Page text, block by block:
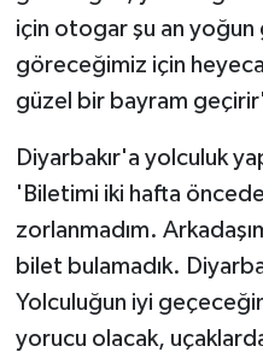
için otogar şu an
göreceğimiz için
güzel bir bayram
Diyarbakır'a yolculuk
'Biletimi iki hafta
zorlanmadım.
bilet bulamadık.
Yolculuğun iyi
yorucu olacak,